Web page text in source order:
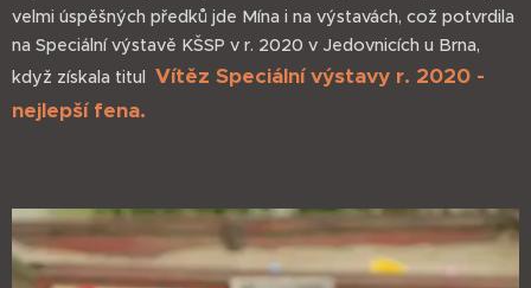
velmi úspěšných předků jde Mína i na výstavách, což potvrdila
na Speciální výstavě KŠSP v r. 2020 v Jedovnicích u Brna,
když získala titul
Vítěz Speciální výstavy r. 2020 -
nejlepší fena.